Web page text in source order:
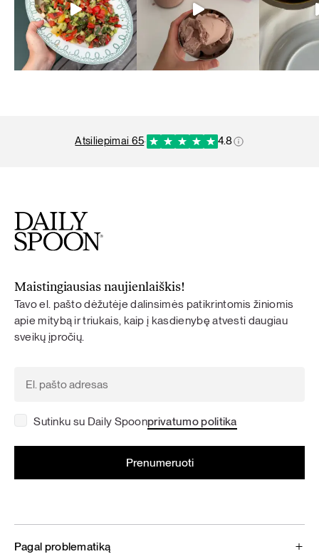
atsiliepimai 65· 4.8
Maistingiausias naujienlaiškis!
Tavo el. pašto dėžutėje dalinsimės patikrintomis žiniomis
apie mitybą ir triukais, kaip į kasdienybę atvesti daugiau
sveikų įpročių.
Sutinku su Daily Spoonprivatumo politika
Pagal problematiką